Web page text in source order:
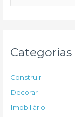
e
p
Categorias
Construir
Decorar
Imobiliário